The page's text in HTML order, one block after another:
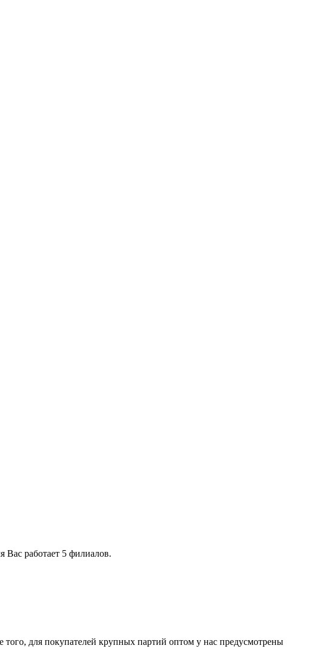
работает 5 филиалов.
для покупателей крупных партий оптом у нас предусмотрены